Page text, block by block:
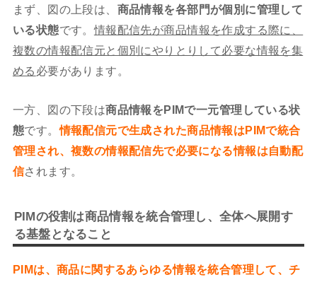
まず、図の上段は、 商品情報を各部門が個別に管理して
いる状態です。情報配信先が商品情報を作成する際に、
複数の情報配信元と個別にやりとりして必要な情報を集
める 必要があります。
一方、図の下段は商品情報をPIMで一元管理している状
態です。情報配信元で生成された商品情報はPIMで統合
管理され、複数の情報配信先で必要になる情報は自動配
信されます。
PIMの役割は商品情報を統合管理し、全体へ展開す
る基盤となること
PIMは、商品に関するあらゆる情報を統合管理して、チ